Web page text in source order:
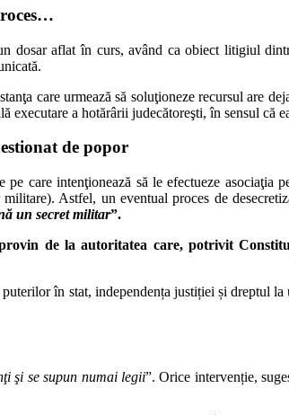
dosar aflat în curs, având ca obiect litigiul
care urmează să soluţioneze recursul are
a hotărârii judecătoreşti, în sensul că
de popor
pe care intenţionează să le efectueze
Astfel, un eventual proces de
un secret militar”.
de la autoritatea care, potrivit
în stat, independența justiției și dreptul
şi se supun numai legii”. Orice intervenție,